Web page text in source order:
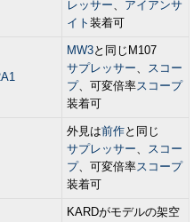
レッサー、 アイアンサ
イト 装着可
MW3と同じM107
サプレッサー、 スコー
プ、可変倍率スコープ
装着可
外見は前作と同じ
サプレッサー、 スコー
プ、可変倍率スコープ
装着可
KARDがモデルの架空